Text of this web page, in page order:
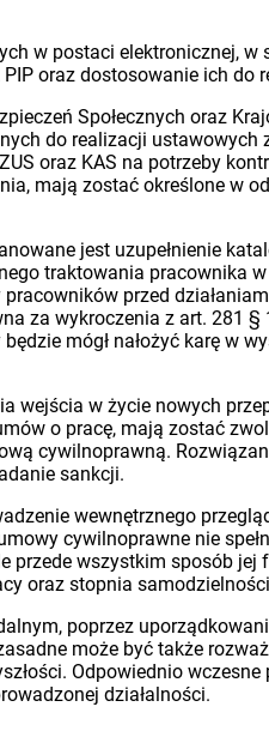
w postaci elektronicznej, w
oraz dostosowanie ich do
Społecznych oraz
do realizacji ustawowych
oraz KAS na potrzeby
mają zostać określone w
jest uzupełnienie
traktowania pracownika
przed
za wykroczenia z art. 281 §
mógł nałożyć karę w
wejścia w życie nowych
o pracę, mają zostać
cywilnoprawną.
sankcji.
wewnętrznego
cywilnoprawne nie
przede wszystkim sposób
oraz stopnia
poprzez
może być także
Odpowiednio
działalności.